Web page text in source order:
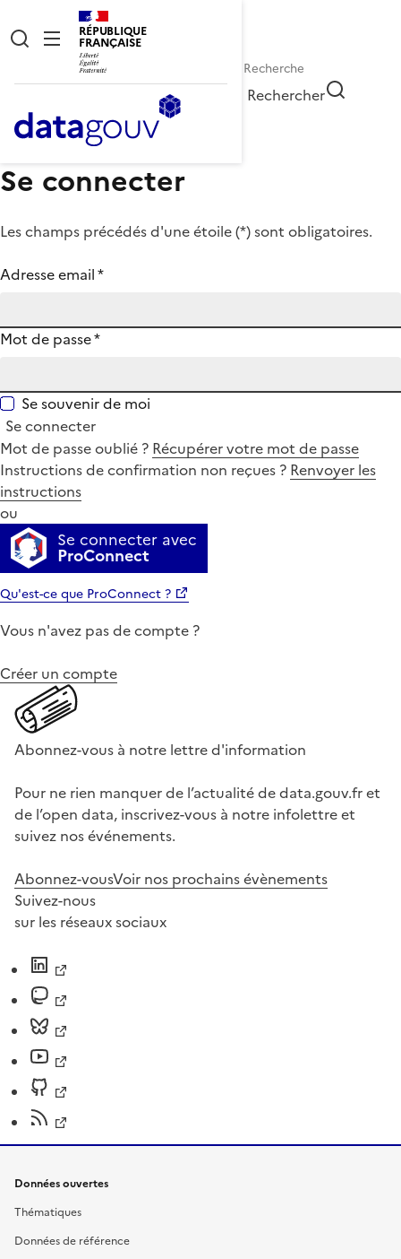
RÉPUBLIQUE
FRANÇAISE
Rechercher
Se connecter
Les champs précédés d'une étoile (*) sont obligatoires.
Adresse email*
Mot de passe*
Se souvenir de moi
Se connecter
Mot de passe oublié ? Récupérer votre mot de passe
Instructions de confirmation non reçues ? Renvoyer les
instructions
ou
Se connecter avec
ProConnect
Qu'est-ce que ProConnect ?
Vous n'avez pas de compte ?
Créer un compte
Abonnez-vous à notre lettre d'information
Pour ne rien manquer de l’actualité de data.gouv.fr et
de l’open data, inscrivez-vous à notre infolettre et
suivez nos événements.
Abonnez-vousVoir nos prochains évènements
Suivez-nous
sur les réseaux sociaux
Données ouvertes
Thématiques
Données de référence